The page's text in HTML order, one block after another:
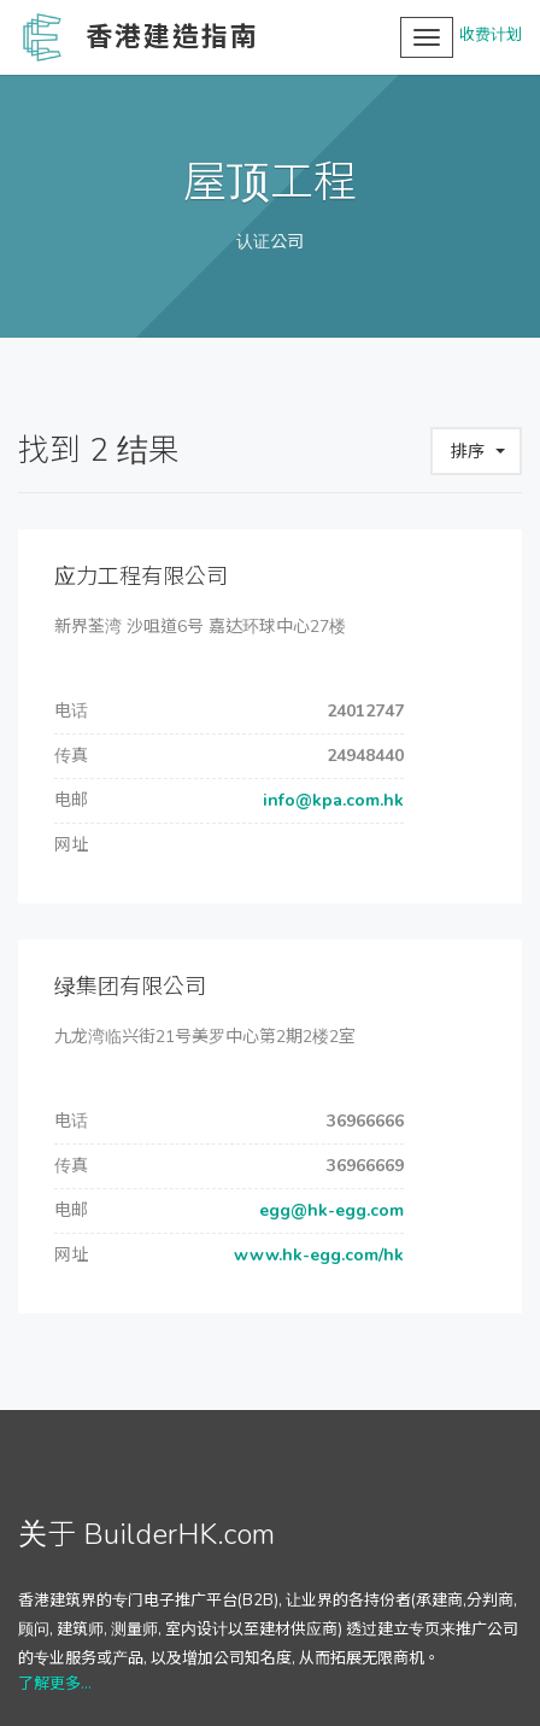
香港建造指南 收费计划
Toggle
navigation
屋顶工程
认证公司
找到 2 结果 排序
应力工程有限公司
新界荃湾 沙咀道6号 嘉达环球中心27楼
电话
24012747
传真
24948440
电邮
info@kpa.com.hk
网址
绿集团有限公司
九龙湾临兴街21号美罗中心第2期2楼2室
电话
36966666
传真
36966669
电邮
egg@hk-egg.com
网址
www.hk-egg.com/hk
关于 BuilderHK.com
香港建筑界的专门电子推广平台(B2B), 让业界的各持份者(承建商,分判商,
顾问, 建筑师, 测量师, 室内设计以至建材供应商) 透过建立专页来推广公司
的专业服务或产品, 以及增加公司知名度, 从而拓展无限商机。
了解更多...